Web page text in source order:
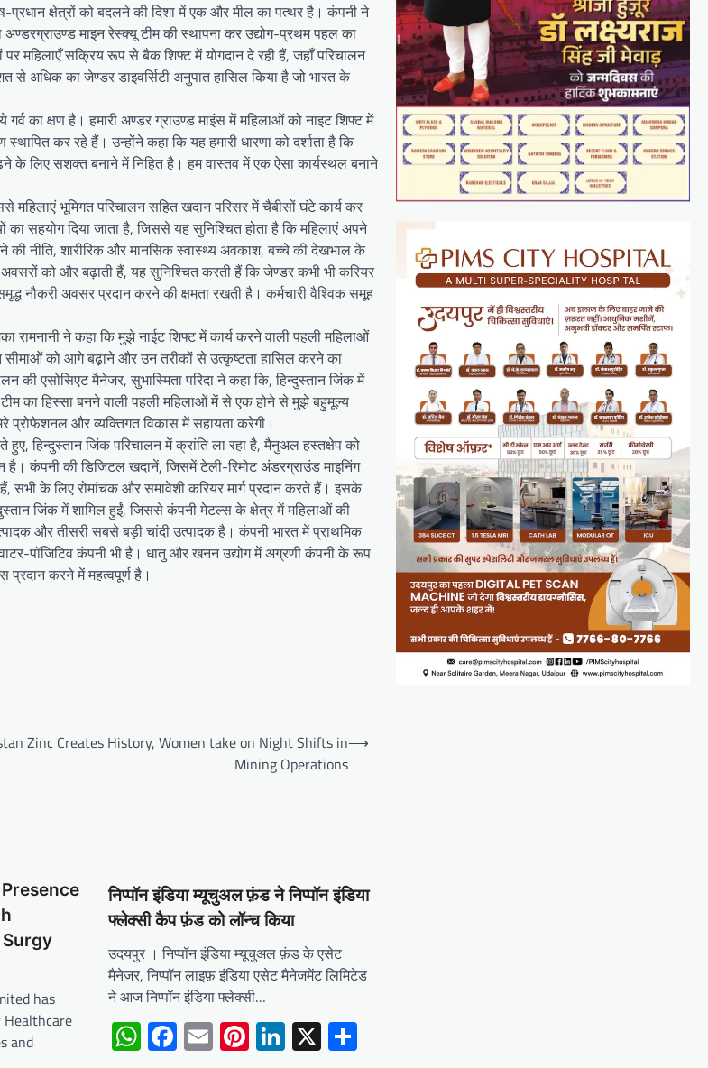
क्षेत्रों को बदलने की दिशा में एक और मील का पत्थर है। कंपनी ने
माइन रेस्क्यू टीम की स्थापना कर उद्योग-प्रथम पहल का
महिलाएँ सक्रिय रूप से बैक शिफ्ट में योगदान दे रही हैं, जहाँ परिचालन
से अधिक का जेण्डर डाइवर्सिटी अनुपात हासिल किया है जो भारत के
का क्षण है। हमारी अण्डर ग्राउण्ड माइंस में महिलाओं को नाइट शिफ्ट में
कर रहे हैं। उन्होंने कहा कि यह हमारी धारणा को दर्शाता है कि
लिए सशक्त बनाने में निहित है। हम वास्तव में एक ऐसा कार्यस्थल बनाने
महिलाएं भूमिगत परिचालन सहित खदान परिसर में चैबीसों घंटे कार्य कर
सहयोग दिया जाता है, जिससे यह सुनिश्चित होता है कि महिलाएं अपने
नीति, शारीरिक और मानसिक स्वास्थ्य अवकाश, बच्चे की देखभाल के
को और बढ़ाती हैं, यह सुनिश्चित करती हैं कि जेण्डर कभी भी करियर
नौकरी अवसर प्रदान करने की क्षमता रखती है। कर्मचारी वैश्विक समूह
ने कहा कि मुझे नाईट शिफ्ट में कार्य करने वाली पहली महिलाओं
सीमाओं को आगे बढ़ाने और उन तरीकों से उत्कृष्टता हासिल करने का
की एसोसिएट मैनेजर, सुभास्मिता परिदा ने कहा कि, हिन्दुस्तान जिंक में
का हिस्सा बनने वाली पहली महिलाओं में से एक होने से मुझे बहुमूल्य
और व्यक्तिगत विकास में सहायता करेगी।
हिन्दुस्तान जिंक परिचालन में क्रांति ला रहा है, मैनुअल हस्तक्षेप को
कंपनी की डिजिटल खदानें, जिसमें टेली-रिमोट अंडरग्राउंड माइनिंग
के लिए रोमांचक और समावेशी करियर मार्ग प्रदान करते हैं। इसके
जिंक में शामिल हुईं, जिससे कंपनी मेटल्स के क्षेत्र में महिलाओं की
और तीसरी सबसे बड़ी चांदी उत्पादक है। कंपनी भारत में प्राथमिक
पॉजिटिव कंपनी भी है। धातु और खनन उद्योग में अग्रणी कंपनी के रूप
करने में महत्वपूर्ण है।
Zinc Creates History, Women take on Night Shifts in
Mining Operations
⟶
has
Healthcare
and
निप्पॉन इंडिया म्यूचुअल फ़ंड ने निप्पॉन इंडिया
फ्लेक्सी कैप फ़ंड को लॉन्च किया
उदयपुर । निप्पॉन इंडिया म्यूचुअल फ़ंड के एसेट
मैनेजर, निप्पॉन लाइफ़ इंडिया एसेट मैनेजमेंट लिमिटेड
ने आज निप्पॉन इंडिया फ्लेक्सी…
WhatsApp
Facebook
EmailPinterest
LinkedIn
X Share